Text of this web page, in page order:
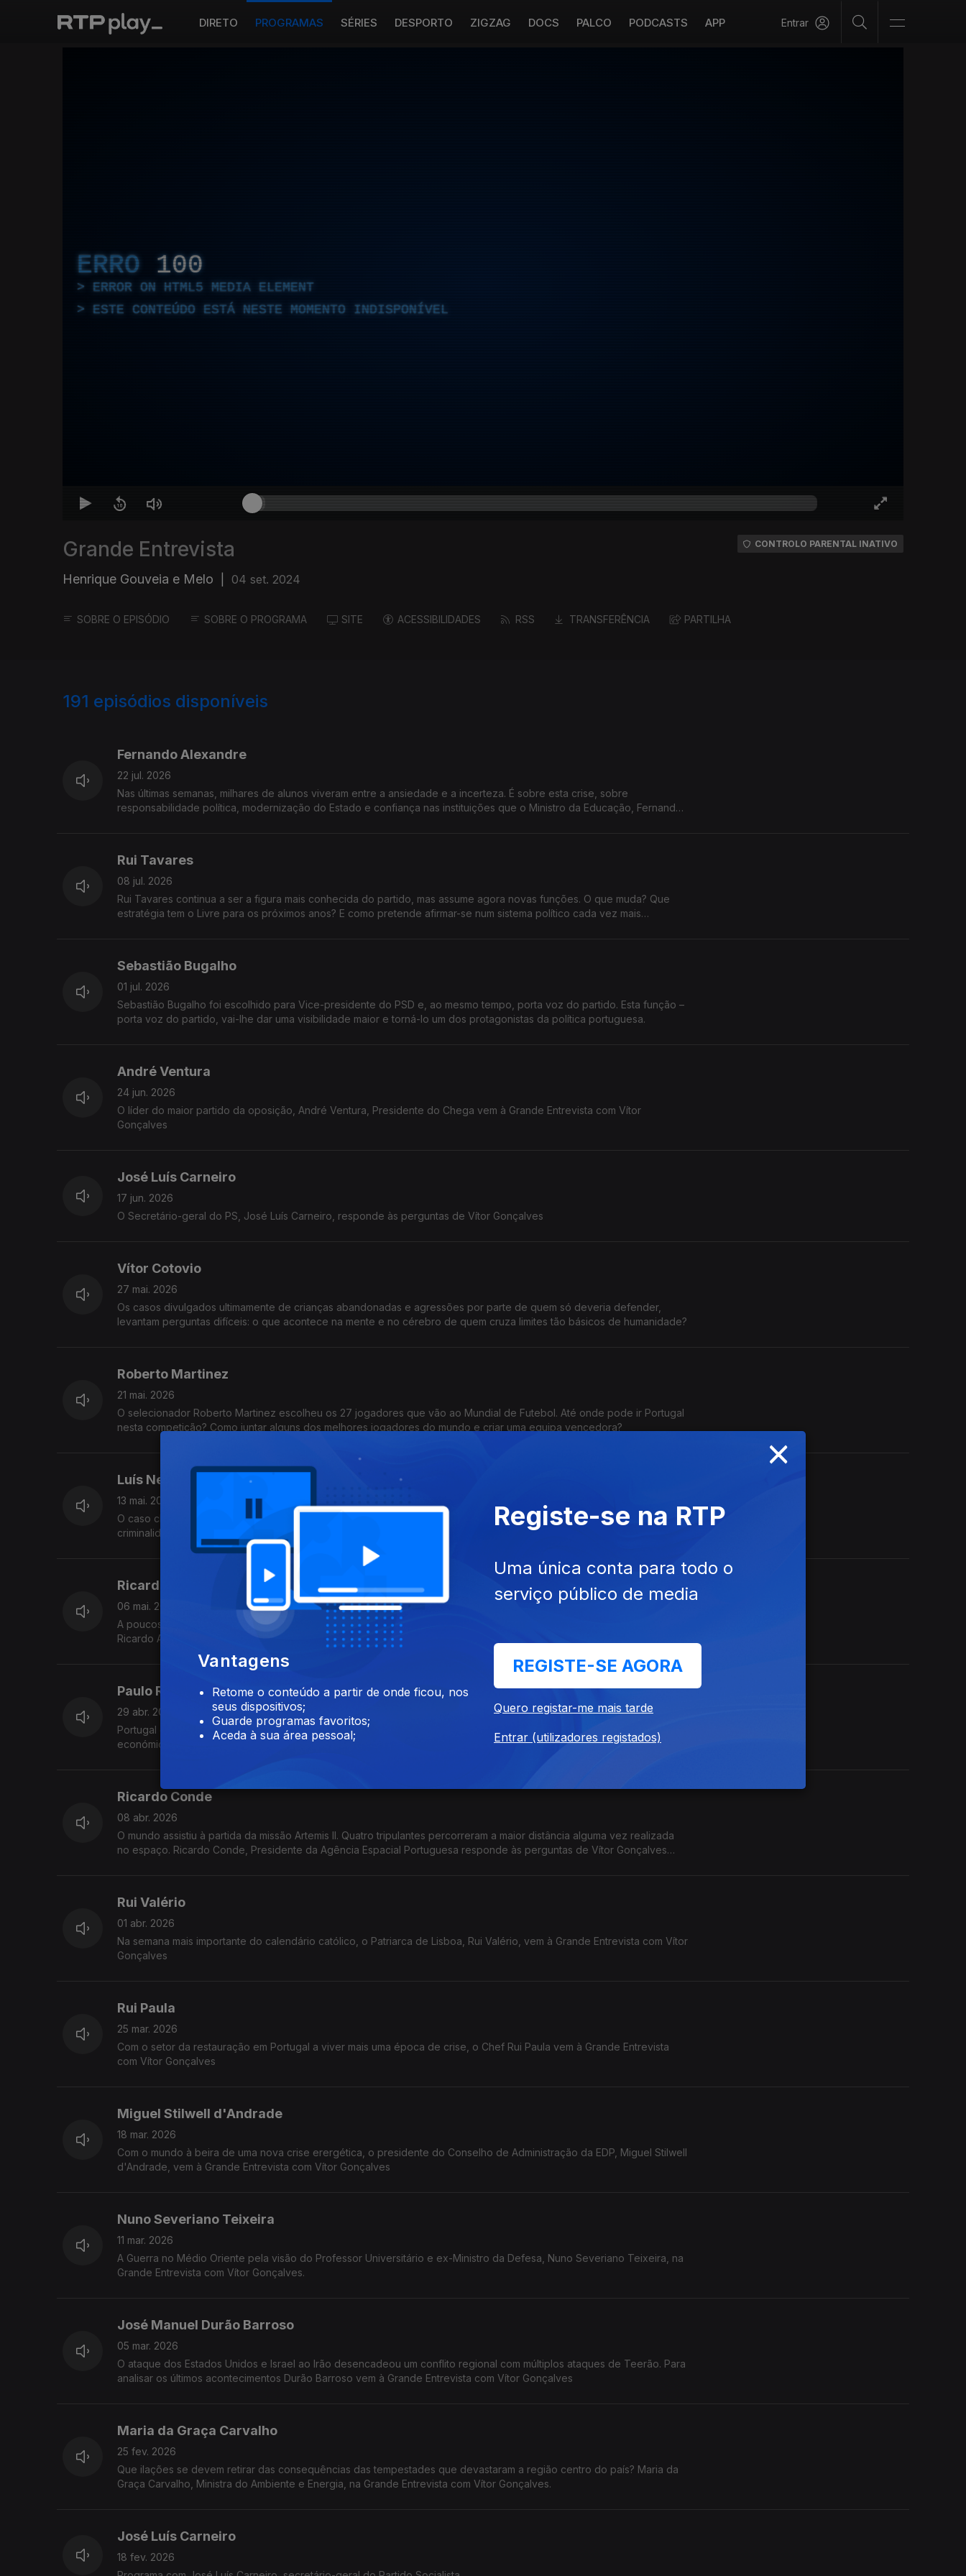
DIRETO PROGRAMAS SÉRIES DESPORTO ZIGZAG DOCS PALCO PODCASTS APP Entrar
ERRO 100
ERROR ON HTML5 MEDIA ELEMENT
ESTE CONTEÚDO ESTÁ NESTE MOMENTO INDISPONÍVEL
Grande Entrevista
Henrique Gouveia e Melo 04 set. 2024
CONTROLO PARENTAL INATIVO
SOBRE O EPISÓDIO SOBRE O PROGRAMA SITE ACESSIBILIDADES RSS TRANSFERÊNCIA PARTILHA
191 episódios disponíveis
Fernando Alexandre
22 jul. 2026
Nas últimas semanas, milhares de alunos viveram entre a ansiedade e a incerteza. É sobre esta crise, sobre
responsabilidade política, modernização do Estado e confiança nas instituições que o Ministro da Educação, Fernando
Rui Tavares
08 jul. 2026
Rui Tavares continua a ser a figura mais conhecida do partido, mas assume agora novas funções. O que muda? Que
estratégia tem o Livre para os próximos anos? E como pretende afirmar-se num sistema político cada vez mais
Sebastião Bugalho
01 jul. 2026
Sebastião Bugalho foi escolhido para Vice-presidente do PSD e, ao mesmo tempo, porta voz do partido. Esta função –
porta voz do partido, vai-lhe dar uma visibilidade maior e torná-lo um dos protagonistas da política portuguesa.
André Ventura
24 jun. 2026
O líder do maior partido da oposição, André Ventura, Presidente do Chega vem à Grande Entrevista com Vítor
Gonçalves
José Luís Carneiro
17 jun. 2026
O Secretário-geral do PS, José Luís Carneiro, responde às perguntas de Vítor Gonçalves
Vítor Cotovio
27 mai. 2026
Os casos divulgados ultimamente de crianças abandonadas e agressões por parte de quem só deveria defender,
levantam perguntas difíceis: o que acontece na mente e no cérebro de quem cruza limites tão básicos de humanidade?
Roberto Martinez
21 mai. 2026
O selecionador Roberto Martinez escolheu os 27 jogadores que vão ao Mundial de Futebol. Até onde pode ir Portugal
nesta competição? Como juntar alguns dos melhores jogadores do mundo e criar uma equipa vencedora?
Luís Neves
13 mai. 2026
O caso chocante dos polícias detidos no Largo do Rato; a preparação para o período dos incêndios; a segurança e a
criminalidade no país. Temas para a entrevista ao Ministro da Administração Interna, Luís Neves, na Grande Entrevista
com Vitor Gonçalves.
Ricardo Araújo Pereira
06 mai. 2026
A poucos dias da apresentação em Lisboa do espetáculo de stand-up "Verificando se você é humano", o humorista
Ricardo Araújo Pereira vem à Grande Entrevista com Vítor Gonçalves
Paulo Rangel
29 abr. 2026
Portugal e a Guerra no Mundo. O que mudou com o ataque ao Irão. A posição de Portugal no conflito. Os impactos
económicos e políticos da guerra. O Ministro de Estado e dos Negócios Estrangeiros, Paulo Rangel, na Grande
Ricardo Conde
08 abr. 2026
O mundo assistiu à partida da missão Artemis II. Quatro tripulantes percorreram a maior distância alguma vez realizada
no espaço. Ricardo Conde, Presidente da Agência Espacial Portuguesa responde às perguntas de Vítor Gonçalves
Rui Valério
01 abr. 2026
Na semana mais importante do calendário católico, o Patriarca de Lisboa, Rui Valério, vem à Grande Entrevista com Vítor
Gonçalves
Rui Paula
25 mar. 2026
Com o setor da restauração em Portugal a viver mais uma época de crise, o Chef Rui Paula vem à Grande Entrevista
com Vítor Gonçalves
Miguel Stilwell d'Andrade
18 mar. 2026
Com o mundo à beira de uma nova crise erergética, o presidente do Conselho de Administração da EDP, Miguel Stilwell
d'Andrade, vem à Grande Entrevista com Vítor Gonçalves
Nuno Severiano Teixeira
11 mar. 2026
A Guerra no Médio Oriente pela visão do Professor Universitário e ex-Ministro da Defesa, Nuno Severiano Teixeira, na
Grande Entrevista com Vítor Gonçalves.
José Manuel Durão Barroso
05 mar. 2026
O ataque dos Estados Unidos e Israel ao Irão desencadeou um conflito regional com múltiplos ataques de Teerão. Para
analisar os últimos acontecimentos Durão Barroso vem à Grande Entrevista com Vítor Gonçalves
Maria da Graça Carvalho
25 fev. 2026
Que ilações se devem retirar das consequências das tempestades que devastaram a região centro do país? Maria da
Graça Carvalho, Ministra do Ambiente e Energia, na Grande Entrevista com Vítor Gonçalves.
José Luís Carneiro
18 fev. 2026
×
Vantagens
Retome o conteúdo a partir de onde ficou, nos
seus dispositivos;
Guarde programas favoritos;
Aceda à sua área pessoal;
Registe-se na RTP
Uma única conta para todo o
serviço público de media
REGISTE-SE AGORA
Quero registar-me mais tarde
Entrar (utilizadores registados)